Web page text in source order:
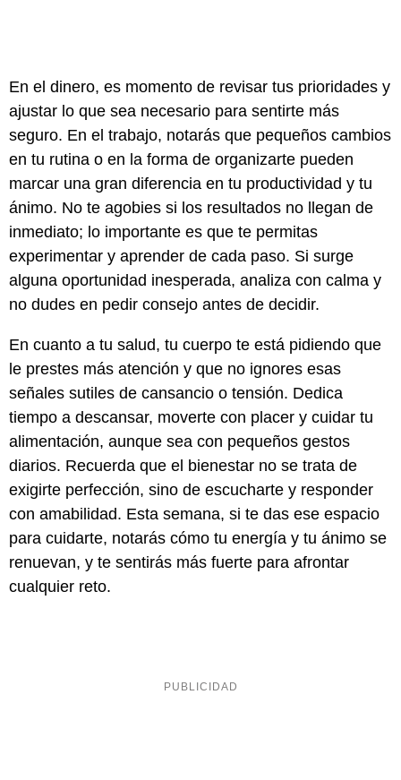
En el dinero, es momento de revisar tus prioridades y
ajustar lo que sea necesario para sentirte más
seguro. En el trabajo, notarás que pequeños cambios
en tu rutina o en la forma de organizarte pueden
marcar una gran diferencia en tu productividad y tu
ánimo. No te agobies si los resultados no llegan de
inmediato; lo importante es que te permitas
experimentar y aprender de cada paso. Si surge
alguna oportunidad inesperada, analiza con calma y
no dudes en pedir consejo antes de decidir.
En cuanto a tu salud, tu cuerpo te está pidiendo que
le prestes más atención y que no ignores esas
señales sutiles de cansancio o tensión. Dedica
tiempo a descansar, moverte con placer y cuidar tu
alimentación, aunque sea con pequeños gestos
diarios. Recuerda que el bienestar no se trata de
exigirte perfección, sino de escucharte y responder
con amabilidad. Esta semana, si te das ese espacio
para cuidarte, notarás cómo tu energía y tu ánimo se
renuevan, y te sentirás más fuerte para afrontar
cualquier reto.